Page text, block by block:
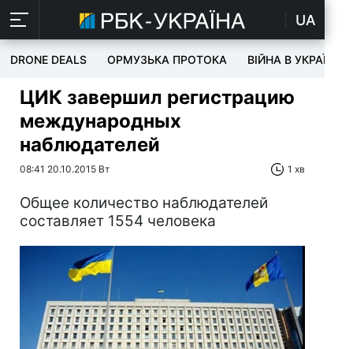
UA
DRONE DEALS ОРМУЗЬКА ПРОТОКА ВІЙНА В УКРАЇНІ
ЦИК завершил регистрацию
международных
наблюдателей
08:41 20.10.2015 Вт 1 хв
Общее количество наблюдателей
составляет 1554 человека